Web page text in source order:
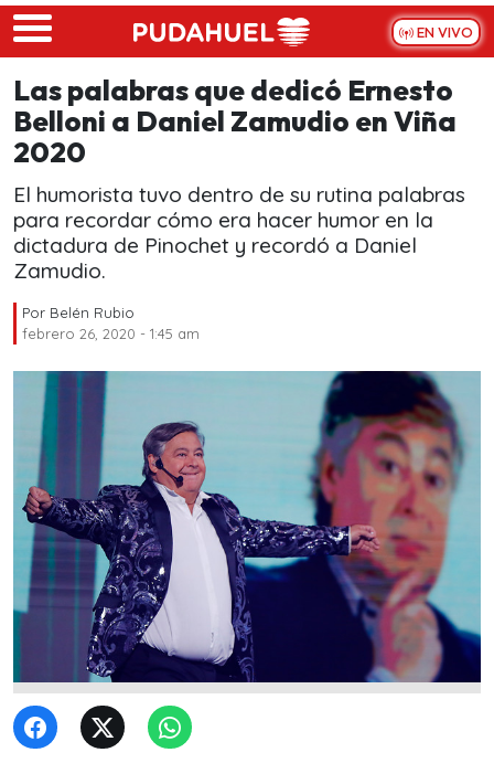
Skip to main content
EN VIVO
Las palabras que dedicó Ernesto
Belloni a Daniel Zamudio en Viña
2020
El humorista tuvo dentro de su rutina palabras
para recordar cómo era hacer humor en la
dictadura de Pinochet y recordó a Daniel
Zamudio.
Por Belén Rubio
febrero 26, 2020 - 1:45 am